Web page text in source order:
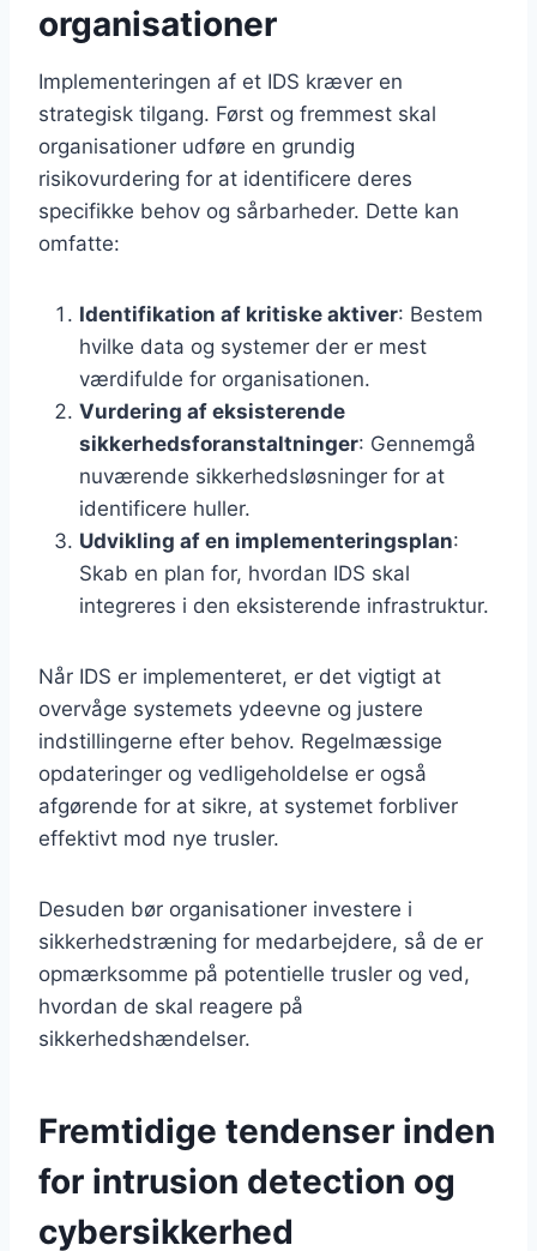
organisationer
Implementeringen af et IDS kræver en
strategisk tilgang. Først og fremmest skal
organisationer udføre en grundig
risikovurdering for at identificere deres
specifikke behov og sårbarheder. Dette kan
omfatte:
Identifikation af kritiske aktiver: Bestem
hvilke data og systemer der er mest
værdifulde for organisationen.
Vurdering af eksisterende
sikkerhedsforanstaltninger: Gennemgå
nuværende sikkerhedsløsninger for at
identificere huller.
Udvikling af en implementeringsplan:
Skab en plan for, hvordan IDS skal
integreres i den eksisterende infrastruktur.
Når IDS er implementeret, er det vigtigt at
overvåge systemets ydeevne og justere
indstillingerne efter behov. Regelmæssige
opdateringer og vedligeholdelse er også
afgørende for at sikre, at systemet forbliver
effektivt mod nye trusler.
Desuden bør organisationer investere i
sikkerhedstræning for medarbejdere, så de er
opmærksomme på potentielle trusler og ved,
hvordan de skal reagere på
sikkerhedshændelser.
Fremtidige tendenser inden
for intrusion detection og
cybersikkerhed